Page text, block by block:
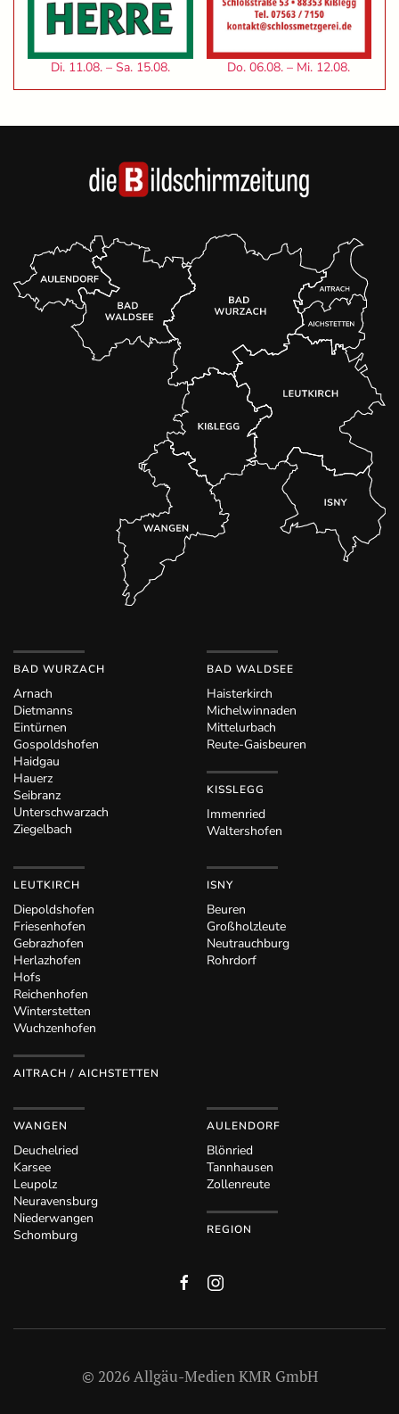
Di. 11.08. – Sa. 15.08. Do. 06.08. – Mi. 12.08.
BAD WURZACH
Arnach
Dietmanns
Eintürnen
Gospoldshofen
Haidgau
Hauerz
Seibranz
Unterschwarzach
Ziegelbach
BAD WALDSEE
Haisterkirch
Michelwinnaden
Mittelurbach
Reute-Gaisbeuren
KISSLEGG
Immenried
Waltershofen
LEUTKIRCH
Diepoldshofen
Friesenhofen
Gebrazhofen
Herlazhofen
Hofs
Reichenhofen
Winterstetten
Wuchzenhofen
AITRACH / AICHSTETTEN
ISNY
Beuren
Großholzleute
Neutrauchburg
Rohrdorf
WANGEN
Deuchelried
Karsee
Leupolz
Neuravensburg
Niederwangen
Schomburg
AULENDORF
Blönried
Tannhausen
Zollenreute
REGION
© 2026Allgäu-Medien KMR GmbH